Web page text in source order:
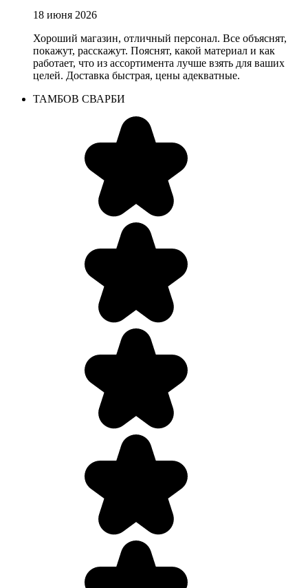
18 июня 2026
Хороший магазин, отличный персонал. Все объяснят,
покажут, расскажут. Пояснят, какой материал и как
работает, что из ассортимента лучше взять для ваших
целей. Доставка быстрая, цены адекватные.
ТАМБОВ СВАРБИ